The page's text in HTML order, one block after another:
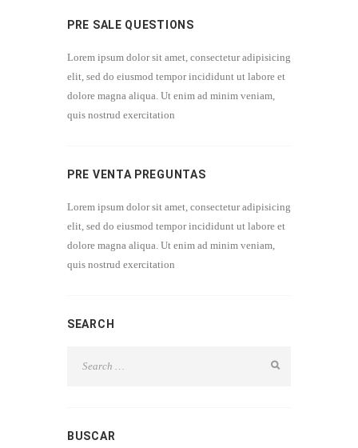
PRE SALE QUESTIONS
Lorem ipsum dolor sit amet, consectetur adipisicing
elit, sed do eiusmod tempor incididunt ut labore et
dolore magna aliqua. Ut enim ad minim veniam,
quis nostrud exercitation
PRE VENTA PREGUNTAS
Lorem ipsum dolor sit amet, consectetur adipisicing
elit, sed do eiusmod tempor incididunt ut labore et
dolore magna aliqua. Ut enim ad minim veniam,
quis nostrud exercitation
SEARCH
BUSCAR